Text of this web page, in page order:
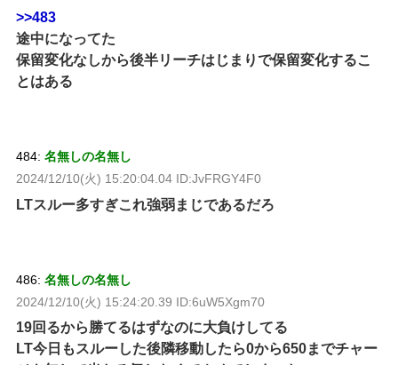
>>483
途中になってた
保留変化なしから後半リーチはじまりで保留変化するこ
とはある
484: 名無しの名無し
2024/12/10(火) 15:20:04.04 ID:JvFRGY4F0
LTスルー多すぎこれ強弱まじであるだろ
486: 名無しの名無し
2024/12/10(火) 15:24:20.39 ID:6uW5Xgm70
19回るから勝てるはずなのに大負けしてる
LT今日もスルーした後隣移動したら0から650までチャー